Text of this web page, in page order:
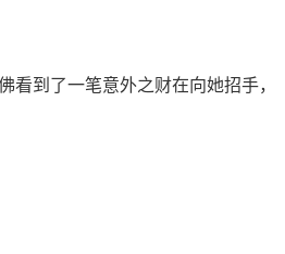
看到了一笔意外之财在向她招手，